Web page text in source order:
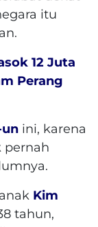
itu
12 Juta
Perang
ini, karena
pernah
Kim
tahun,